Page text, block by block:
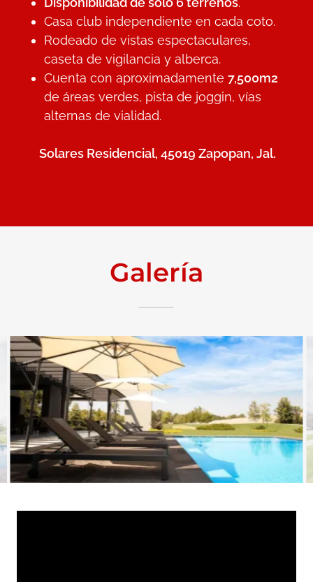
Casa club independiente en cada coto.
Rodeado de vistas espectaculares,
caseta de vigilancia y alberca.
Cuenta con aproximadamente7,500m2
de áreas verdes, pista de joggin, vías
alternas de vialidad.
Solares Residencial, 45019 Zapopan, Jal.
Galería